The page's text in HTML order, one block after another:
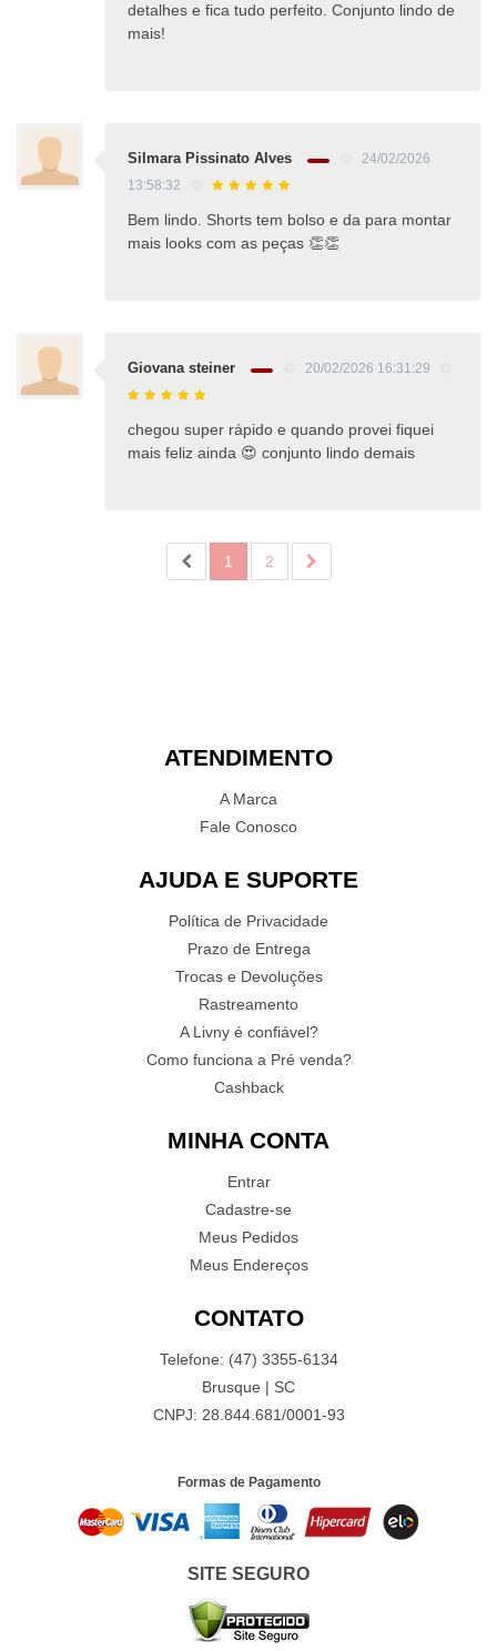
detalhes e fica tudo perfeito. Conjunto lindo de
mais!
Silmara Pissinato Alves
24/02/2026
13:58:32
Bem lindo. Shorts tem bolso e da para montar
mais looks com as peças 👏👏
Giovana steiner 20/02/2026 16:31:29
chegou super rápido e quando provei fiquei
mais feliz ainda 😍 conjunto lindo demais
1 2
ATENDIMENTO
A Marca
Fale Conosco
AJUDA E SUPORTE
Política de Privacidade
Prazo de Entrega
Trocas e Devoluções
Rastreamento
A Livny é confiável?
Como funciona a Pré venda?
Cashback
MINHA CONTA
Entrar
Cadastre-se
Meus Pedidos
Meus Endereços
CONTATO
Telefone: (47) 3355-6134
Brusque | SC
CNPJ: 28.844.681/0001-93
Formas de Pagamento
SITE SEGURO